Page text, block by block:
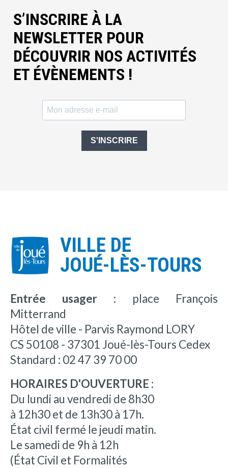
S’INSCRIRE À LA
NEWSLETTER POUR
DÉCOUVRIR NOS ACTIVITÉS
ET ÉVÈNEMENTS !
S'INSCRIRE
VILLE DE
JOUÉ-LÈS-TOURS
Entrée usager : place François
Mitterrand
Hôtel de ville - Parvis Raymond LORY
CS 50108 - 37301 Joué-lès-Tours Cedex
Standard : 02 47 39 70 00
HORAIRES D'OUVERTURE :
Du lundi au vendredi de 8h30
à 12h30 et de 13h30 à 17h.
État civil fermé le jeudi matin.
Le samedi de 9h à 12h
(État Civil et Formalités